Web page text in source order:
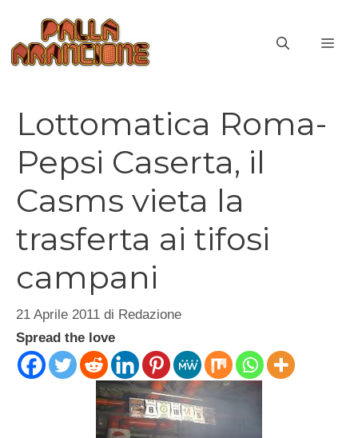
contenuto
Lottomatica Roma-
Pepsi Caserta, il
Casms vieta la
trasferta ai tifosi
campani
21 Aprile 2011 di Redazione
Spread the love